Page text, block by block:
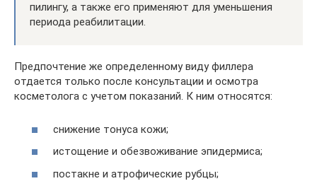
пилингу, а также его применяют для уменьшения
периода реабилитации.
Предпочтение же определенному виду филлера
отдается только после консультации и осмотра
косметолога с учетом показаний. К ним относятся:
снижение тонуса кожи;
истощение и обезвоживание эпидермиса;
постакне и атрофические рубцы;